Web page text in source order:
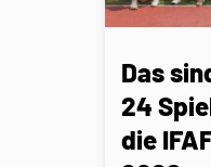
Das
24
die